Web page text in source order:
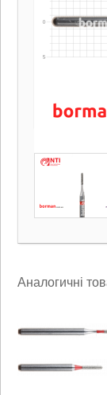
Аналогичні